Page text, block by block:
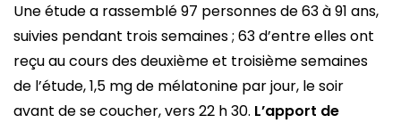
Une étude a rassemblé 97 personnes de 63 à 91 ans,
suivies pendant trois semaines ; 63 d’entre elles ont
reçu au cours des deuxième et troisième semaines
de l’étude, 1,5 mg de mélatonine par jour, le soir
avant de se coucher, vers 22 h 30. L’apport de